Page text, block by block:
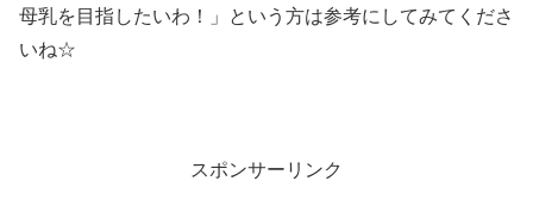
母乳を目指したいわ！」という方は参考にしてみてくださ
いね☆
スポンサーリンク